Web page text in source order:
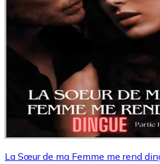
La Sœur de ma Femme me rend